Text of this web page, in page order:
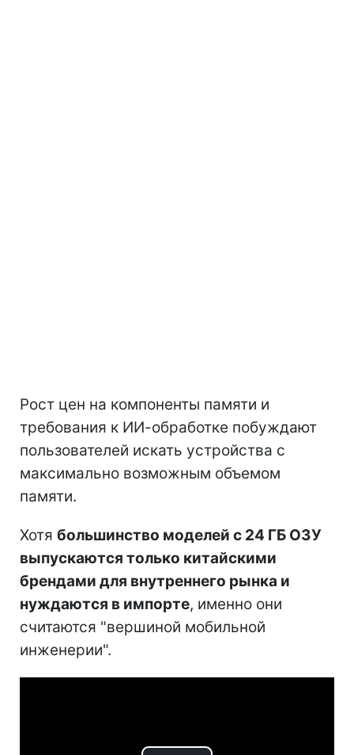
Рост цен на компоненты памяти и
требования к ИИ-обработке побуждают
пользователей искать устройства с
максимально возможным объемом
памяти.
Хотя большинство моделей с 24 ГБ ОЗУ
выпускаются только китайскими
брендами для внутреннего рынка и
нуждаются в импорте, именно они
считаются "вершиной мобильной
инженерии".